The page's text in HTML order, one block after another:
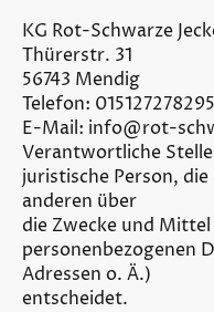
KG Rot-Schwarze
Thürerstr. 31
56743 Mendig
Telefon: 015127278295
E-Mail: info@rot-
Verantwortliche
juristische Person,
anderen über
die Zwecke und
personenbezogenen
Adressen o. Ä.)
entscheidet.